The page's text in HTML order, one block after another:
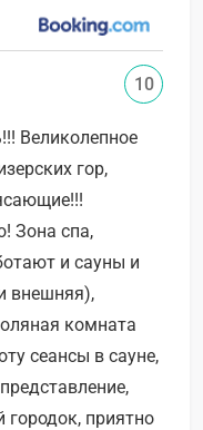
Великолепное
гор,
Зона спа,
и сауны и
внешняя),
комната
сеансы в сауне,
приятно
10